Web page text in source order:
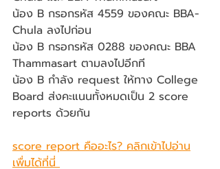
น้อง B กรอกรหัส 4559 ของคณะ BBA-
Chula ลงไปก่อน
น้อง B กรอกรหัส 0288 ของคณะ BBA
Thammasart ตามลงไปอีกที
น้อง B กำลัง request ให้ทาง College
Board ส่งคะแนนทั้งหมดเป็น 2 score
reports ด้วยกัน
score report คืออะไร? คลิกเข้าไปอ่าน
เพื่มได้ที่นี่